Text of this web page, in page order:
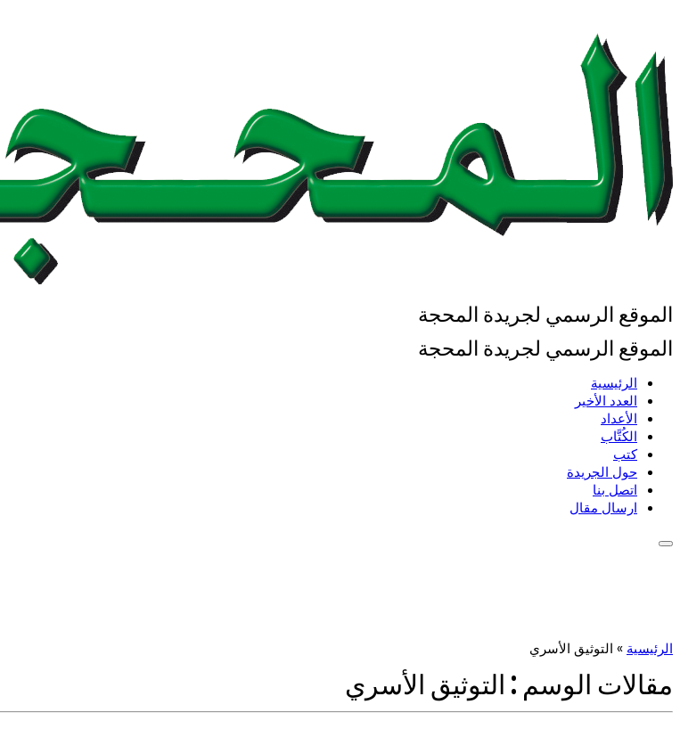
الموقع الرسمي لجريدة المحجة
الموقع الرسمي لجريدة المحجة
الرئيسية
العدد الأخير
الأعداد
الكُتَّاب
كتب
حول الجريدة
اتصل بنا
ارسال مقال
الرئيسية » التوثيق الأسري
مقالات الوسم : التوثيق الأسري